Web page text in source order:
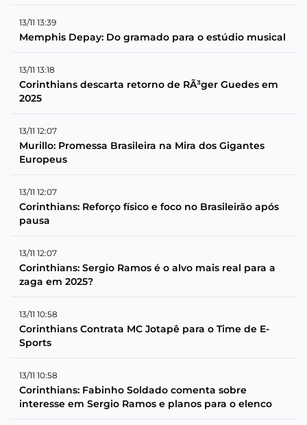
13/11 13:39
Memphis Depay: Do gramado para o estúdio musical
13/11 13:18
Corinthians descarta retorno de RÃ³ger Guedes em
2025
13/11 12:07
Murillo: Promessa Brasileira na Mira dos Gigantes
Europeus
13/11 12:07
Corinthians: Reforço físico e foco no Brasileirão após
pausa
13/11 12:07
Corinthians: Sergio Ramos é o alvo mais real para a
zaga em 2025?
13/11 10:58
Corinthians Contrata MC Jotapê para o Time de E-
Sports
13/11 10:58
Corinthians: Fabinho Soldado comenta sobre
interesse em Sergio Ramos e planos para o elenco